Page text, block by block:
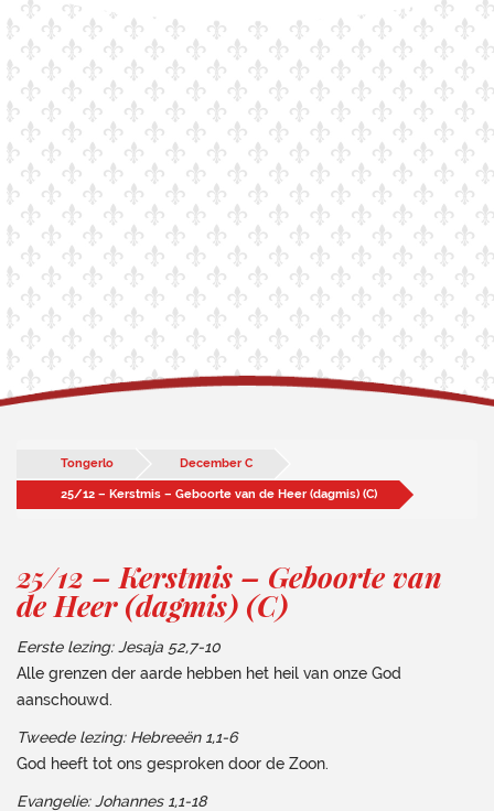
Tongerlo December C
25/12 – Kerstmis – Geboorte van de Heer (dagmis) (C)
25/12 – Kerstmis – Geboorte van
de Heer (dagmis) (C)
Eerste lezing: Jesaja 52,7-10
Alle grenzen der aarde hebben het heil van onze God
aanschouwd.
Tweede lezing: Hebreeën 1,1-6
God heeft tot ons gesproken door de Zoon.
Evangelie: Johannes 1,1-18